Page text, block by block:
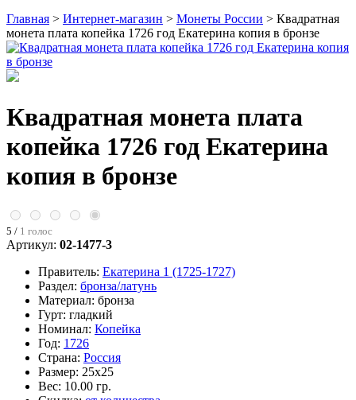
Главная > Интернет-магазин > Монеты России > Квадратная
монета плата копейка 1726 год Екатерина копия в бронзе
Квадратная монета плата
копейка 1726 год Екатерина
копия в бронзе
5 / 1 голос
Артикул: 02-1477-3
Правитель: Екатерина 1 (1725-1727)
Раздел: бронза/латунь
Материал: бронза
Гурт: гладкий
Номинал: Копейка
Год: 1726
Страна: Россия
Размер: 25х25
Вес: 10.00 гр.